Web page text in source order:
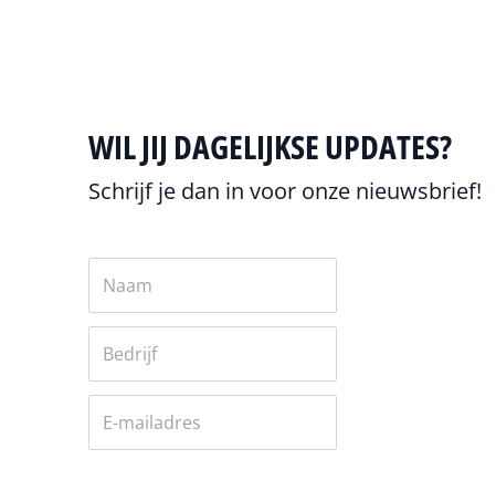
WIL JIJ DAGELIJKSE UPDATES?
Schrijf je dan in voor onze nieuwsbrief!